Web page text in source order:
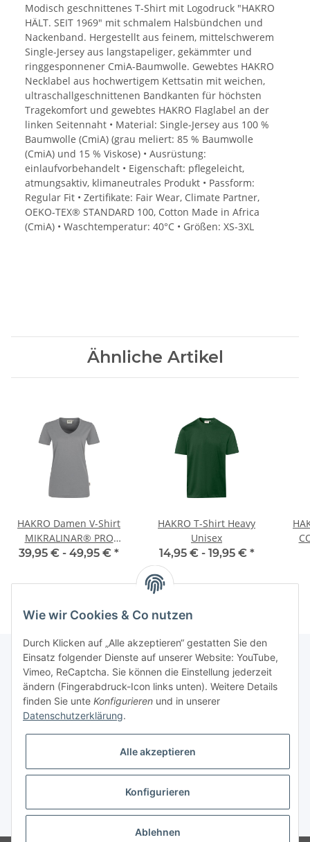
Modisch geschnittenes T-Shirt mit Logodruck "HAKRO
HÄLT. SEIT 1969" mit schmalem Halsbündchen und
Nackenband. Hergestellt aus feinem, mittelschwerem
Single-Jersey aus langstapeliger, gekämmter und
ringgesponnener CmiA-Baumwolle. Gewebtes HAKRO
Necklabel aus hochwertigem Kettsatin mit weichen,
ultraschallgeschnittenen Bandkanten für höchsten
Tragekomfort und gewebtes HAKRO Flaglabel an der
linken Seitennaht • Material: Single-Jersey aus 100 %
Baumwolle (CmiA) (grau meliert: 85 % Baumwolle
(CmiA) und 15 % Viskose) • Ausrüstung:
einlaufvorbehandelt • Eigenschaft: pflegeleicht,
atmungsaktiv, klimaneutrales Produkt • Passform:
Regular Fit • Zertifikate: Fair Wear, Climate Partner,
OEKO-TEX® STANDARD 100, Cotton Made in Africa
(CmiA) • Waschtemperatur: 40°C • Größen: XS-3XL
Ähnliche Artikel
HAKRO Damen V-Shirt
MIKRALINAR® PRO
Damen
39,95 € - 49,95 € *
HAKRO T-Shirt Heavy
Unisex
14,95 € - 19,95 € *
Informationen
Gesetzliche Informationen
* Alle Preise inkl. gesetzlicher USt., zzgl.Versand
Wie wir Cookies & Co nutzen
Durch Klicken auf „Alle akzeptieren“ gestatten Sie den
Einsatz folgender Dienste auf unserer Website: YouTube,
Vimeo, ReCaptcha. Sie können die Einstellung jederzeit
ändern (Fingerabdruck-Icon links unten). Weitere Details
finden Sie unte Konfigurieren und in unserer
Datenschutzerklärung.
Alle akzeptieren
Konfigurieren
Ablehnen